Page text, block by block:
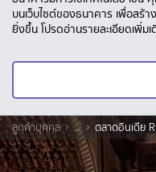
บนเว็บไซต์ของธนาคาร เพื่อสร้
ยิ่งขึ้น โปรดอ่านรายละเอียดเพิ่ม
ลูกค้าบุคคล ... ตลาดอินเดีย